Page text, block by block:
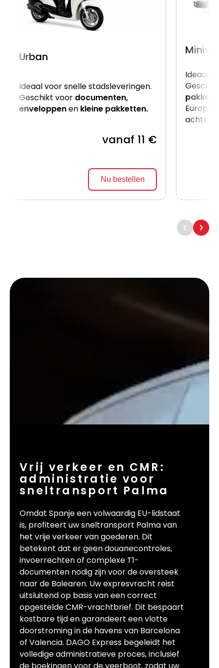
Urban
Ideaal voor snelle stadsleveringen.
Geschikt voor documenten,
enveloppenen kleine pakketten.
vanaf 11 €
Nu bestellen
Ideaal
Vrij verkeer en CMR:
administratie voor
sneltransport Palma
Omdat Spanje een volwaardig EU-lidstaat
is, profiteert uw sneltransport Palma van
het vrije verkeer van goederen. Dit
betekent dat er geen douanecontroles,
invoerrechten of complexe T1-
documenten nodig zijn voor de oversteek
naar de Balearen. Uw expresvracht reist
uitsluitend op basis van een correct
opgestelde CMR-vrachtbrief. Dit bespaart
kostbare tijd en garandeert een vlotte
doorstroming in de havens van Barcelona
of Valencia. DAGO Express begeleidt het
volledige administratieve proces, inclusief
de boekingen voor de veerboot, zodat uw